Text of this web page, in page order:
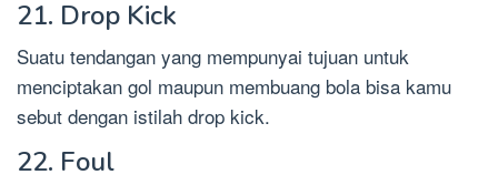
21. Drop Kick
Suatu tendangan yang mempunyai tujuan untuk
menciptakan gol maupun membuang bola bisa kamu
sebut dengan istilah drop kick.
22. Foul